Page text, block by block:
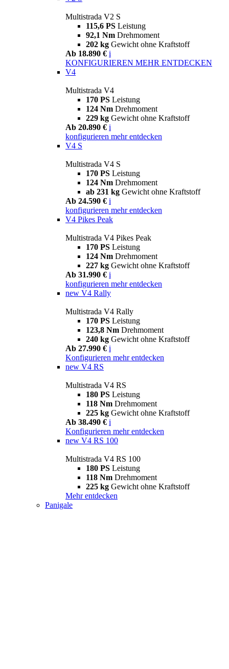
Multistrada V2 S
115,6 PS Leistung
92,1 Nm Drehmoment
202 kg Gewicht ohne Kraftstoff
Ab 18.890 € i
KONFIGURIEREN MEHR ENTDECKEN
V4
Multistrada V4
170 PS Leistung
124 Nm Drehmoment
229 kg Gewicht ohne Kraftstoff
Ab 20.890 € i
konfigurieren mehr entdecken
V4 S
Multistrada V4 S
170 PS Leistung
124 Nm Drehmoment
ab 231 kg Gewicht ohne Kraftstoff
Ab 24.590 € i
konfigurieren mehr entdecken
V4 Pikes Peak
Multistrada V4 Pikes Peak
170 PS Leistung
124 Nm Drehmoment
227 kg Gewicht ohne Kraftstoff
Ab 31.990 € i
konfigurieren mehr entdecken
new V4 Rally
Multistrada V4 Rally
170 PS Leistung
123,8 Nm Drehmoment
240 kg Gewicht ohne Kraftstoff
Ab 27.990 € i
Konfigurieren mehr entdecken
new V4 RS
Multistrada V4 RS
180 PS Leistung
118 Nm Drehmoment
225 kg Gewicht ohne Kraftstoff
Ab 38.490 € i
Konfigurieren mehr entdecken
new V4 RS 100
Multistrada V4 RS 100
180 PS Leistung
118 Nm Drehmoment
225 kg Gewicht ohne Kraftstoff
Mehr entdecken
Panigale